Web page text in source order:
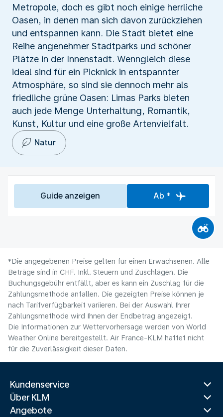
Metropole, doch es gibt noch einige herrliche
Oasen, in denen man sich davon zurückziehen
und entspannen kann. Die Stadt bietet eine
Reihe angenehmer Stadtparks und schöner
Plätze in der Innenstadt. Wenngleich diese
ideal sind für ein Picknick in entspannter
Atmosphäre, so sind sie dennoch mehr als
friedliche grüne Oasen: Limas Parks bieten
auch jede Menge Unterhaltung, Romantik,
Kunst, Kultur und eine große Artenvielfalt.
Natur
Guide anzeigen Ab *
*Die angegebenen Preise gelten für einen Erwachsenen. Alle
Beträge sind in CHF. Inkl. Steuern und Zuschlägen. Die
Buchungsgebühr entfällt, aber es kann ein Zuschlag für die
Zahlungsmethode anfallen. Die gezeigten Preise können je
nach Tarifverfügbarkeit variieren. Bei der Auswahl Ihrer
Zahlungsmethode wird Ihnen der Endbetrag angezeigt.
Die Informationen zur Wettervorhersage werden von World
Weather Online bereitgestellt. Air France-KLM haftet nicht
für die Zuverlässigkeit dieser Daten.
Kundenservice
Über KLM
Angebote